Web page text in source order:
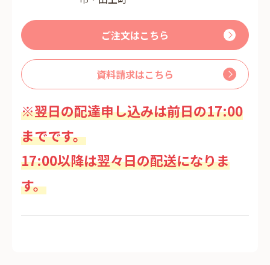
ご注文はこちら
資料請求はこちら
※翌日の配達申し込みは前日の17:00
までです。
17:00以降は翌々日の配送になりま
す。